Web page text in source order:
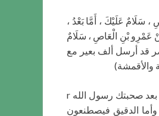
سَلَامٌ عَلَيْكَ ، أَمَّا بَعْدُ ،
عَمْرِو بْنِ الْعَاصِ ، سَلَامٌ
قد أرسل ألف بعير مع
والأقمشة)
قال فلما قدم أول الطعام كلم عمر بن الخطاب الزبير بن العوام فقال له: تعترض للعير فتميلها إلى أهل البادية فتقسمها بينهم، فوالله لعلك ألا تكون أصبت بعد صحبتك رسول الله r
وأما الدقيق فيصطنعون